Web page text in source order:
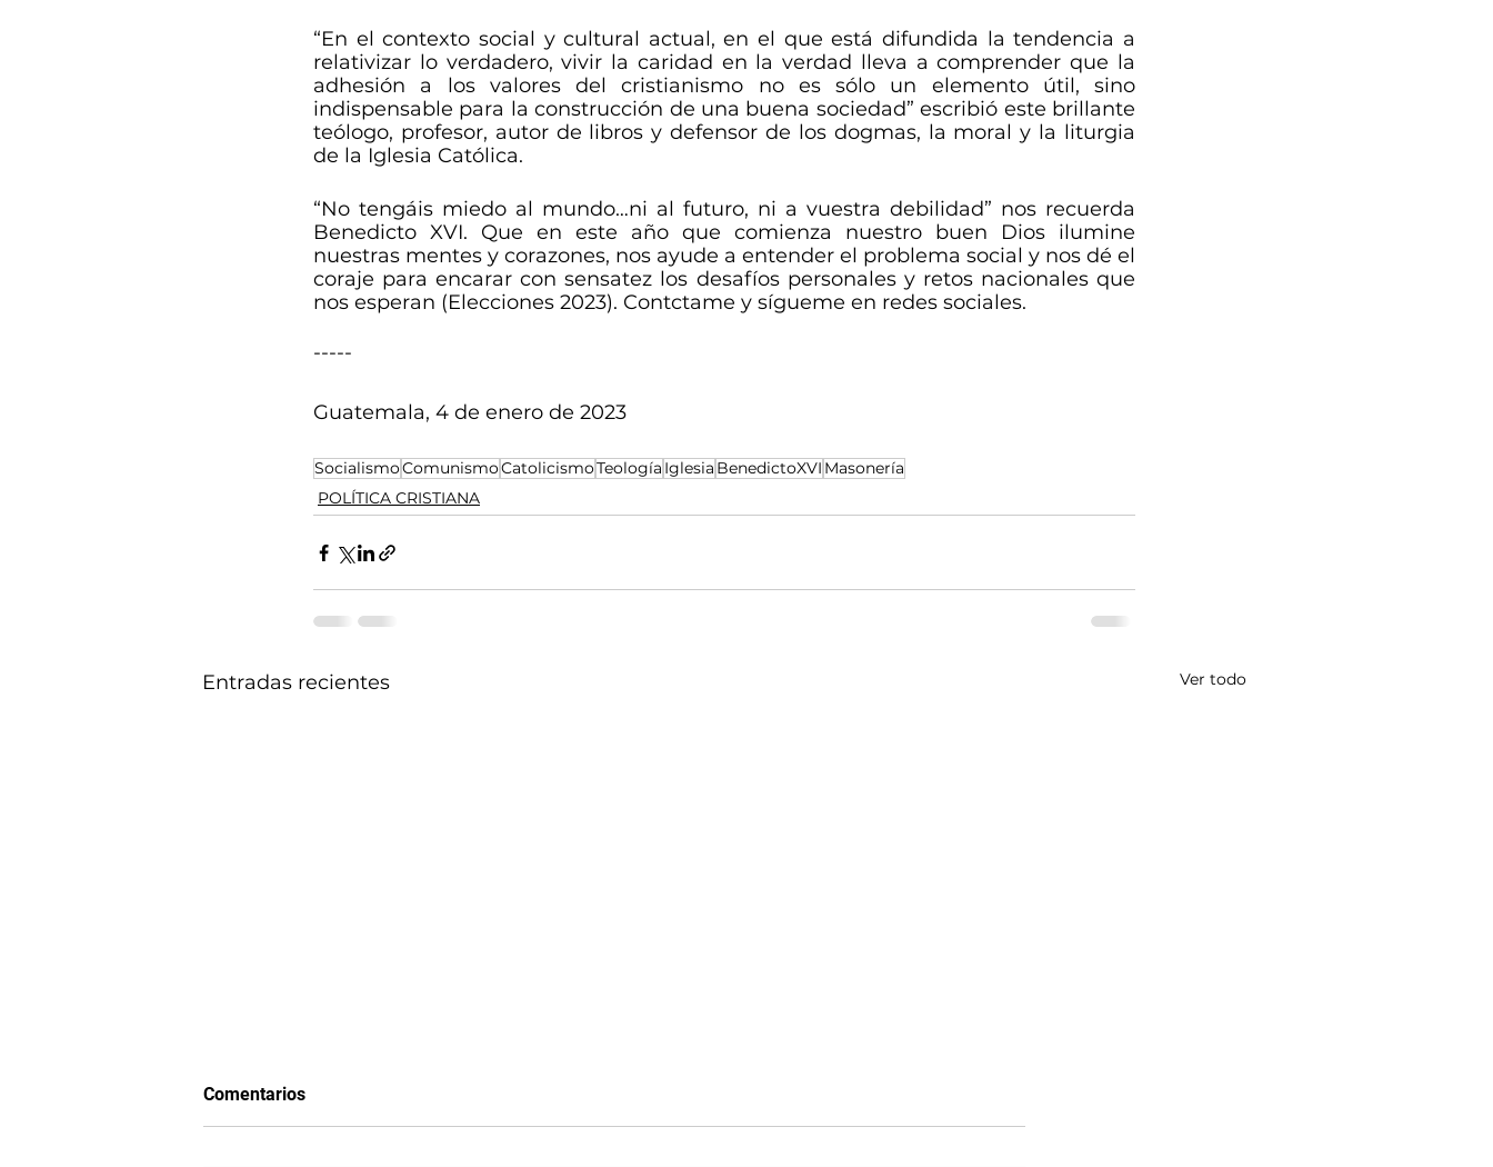
“En el contexto social y cultural actual, en el que está difundida la tendencia a
relativizar lo verdadero, vivir la caridad en la verdad lleva a comprender que la
adhesión a los valores del cristianismo no es sólo un elemento útil, sino
indispensable para la construcción de una buena sociedad” escribió este brillante
teólogo, profesor, autor de libros y defensor de los dogmas, la moral y la liturgia
de la Iglesia Católica.
“No tengáis miedo al mundo…ni al futuro, ni a vuestra debilidad” nos recuerda
Benedicto XVI. Que en este año que comienza nuestro buen Dios ilumine
nuestras mentes y corazones, nos ayude a entender el problema social y nos dé el
coraje para encarar con sensatez los desafíos personales y retos nacionales que
nos esperan (Elecciones 2023). Contctame y sígueme en redes sociales.
-----
Guatemala, 4 de enero de 2023
SocialismoComunismoCatolicismoTeología Iglesia BenedictoXVI Masonería
POLÍTICA CRISTIANA
Entradas recientes Ver todo
Comentarios